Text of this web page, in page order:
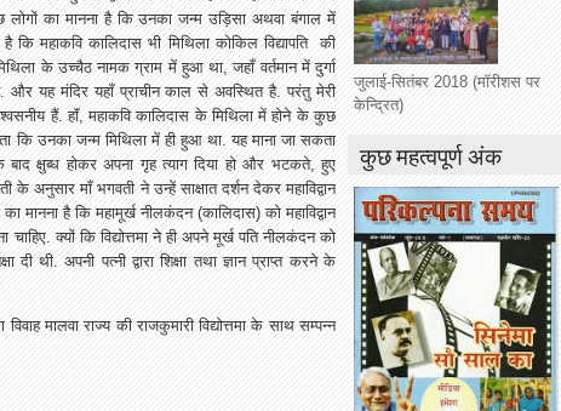
का मानना है कि उनका जन्म उड़िसा अथवा बंगाल में
कि महाकवि कालिदास भी मिथिला कोकिल विद्यापति की
के उच्चैठ नामक ग्राम में हुआ था, जहाँ वर्तमान में दुर्गा
और यह मंदिर यहाँ प्राचीन काल से अवस्थित है. परंतु मेरी
हैं. हाॅं, महाकवि कालिदास के मिथिला में होने के कुछ
कि उनका जन्म मिथिला में ही हुआ था. यह माना जा सकता
के बाद क्षुब्ध होकर अपना गृह त्याग दिया हो और भटकते, हुए
अनुसार माँ भगवती ने उन्हें साक्षात दर्शन देकर महाविद्वान
मानना है कि महामूर्ख नीलकंदन (कालिदास) को महाविद्वान
चाहिए. क्यों कि विद्योत्तमा ने ही अपने मूर्ख पति नीलकंदन को
थी. अपनी पत्नी द्वारा शिक्षा तथा ज्ञान प्राप्त करने के
मालवा राज्य की राजकुमारी विद्योत्तमा के साथ सम्पन्न
जुलाई-सितंबर 2018 (मॉरीशस पर
केन्द्रित)
कुछ महत्वपूर्ण अंक